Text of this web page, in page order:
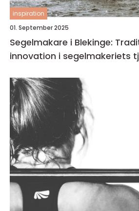
inspiration
01. September 2025
Segelmakare i Blekinge:
innovation i segelmakeriets